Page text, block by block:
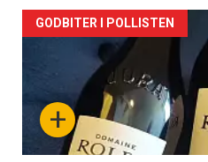
Forsiden
akkurat
nå+
GODBITER I POLLISTEN